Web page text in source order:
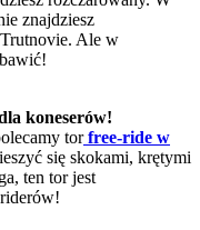
znajdziesz
Ale w
koneserów!
torfree-ride w
się skokami, krętymi
ten tor jest